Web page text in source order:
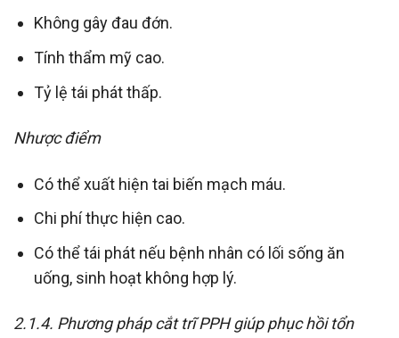
Không gây đau đớn.
Tính thẩm mỹ cao.
Tỷ lệ tái phát thấp.
Nhược điểm
Có thể xuất hiện tai biến mạch máu.
Chi phí thực hiện cao.
Có thể tái phát nếu bệnh nhân có lối sống ăn
uống, sinh hoạt không hợp lý.
2.1.4. Phương pháp cắt trĩ PPH giúp phục hồi tổn